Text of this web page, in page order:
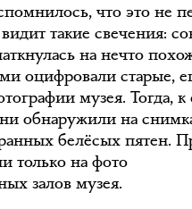
что это не
видит такие свечения:
на нечто
оцифровали старые,
музея. Тогда, к
обнаружили на
белёсых пятен.
только на фото
залов музея.